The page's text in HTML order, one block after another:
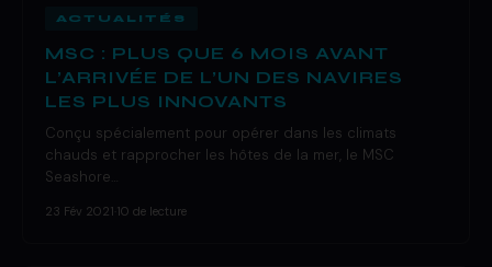
ACTUALITÉS
MSC : PLUS QUE 6 MOIS AVANT
L’ARRIVÉE DE L’UN DES NAVIRES
LES PLUS INNOVANTS
Conçu spécialement pour opérer dans les climats
chauds et rapprocher les hôtes de la mer, le MSC
Seashore…
23 Fév 2021 10 de lecture